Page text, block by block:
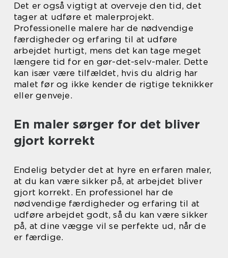
Det er også vigtigt at overveje den tid, det
tager at udføre et malerprojekt.
Professionelle malere har de nødvendige
færdigheder og erfaring til at udføre
arbejdet hurtigt, mens det kan tage meget
længere tid for en gør-det-selv-maler. Dette
kan især være tilfældet, hvis du aldrig har
malet før og ikke kender de rigtige teknikker
eller genveje.
En maler sørger for det bliver
gjort korrekt
Endelig betyder det at hyre en erfaren maler,
at du kan være sikker på, at arbejdet bliver
gjort korrekt. En professionel har de
nødvendige færdigheder og erfaring til at
udføre arbejdet godt, så du kan være sikker
på, at dine vægge vil se perfekte ud, når de
er færdige.